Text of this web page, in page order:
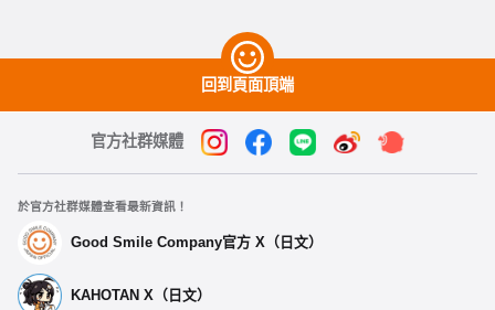
回到頁面頂端
官方社群媒體
於官方社群媒體查看最新資訊！
Good Smile Company官方 X（日文）
KAHOTAN X（日文）